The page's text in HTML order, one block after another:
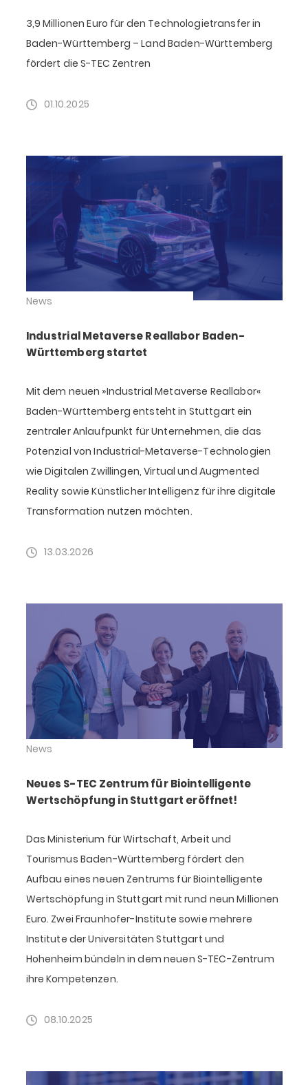
3,9 Millionen Euro für den Technologietransfer in
Baden-Württemberg – Land Baden-Württemberg
fördert die S-TEC Zentren
01.10.2025
News
Industrial Metaverse Reallabor Baden-
Württemberg startet
Mit dem neuen »Industrial Metaverse Reallabor«
Baden-Württemberg entsteht in Stuttgart ein
zentraler Anlaufpunkt für Unternehmen, die das
Potenzial von Industrial-Metaverse-Technologien
wie Digitalen Zwillingen, Virtual und Augmented
Reality sowie Künstlicher Intelligenz für ihre digitale
Transformation nutzen möchten.
13.03.2026
News
Neues S-TEC Zentrum für Biointelligente
Wertschöpfung in Stuttgart eröffnet!
Das Ministerium für Wirtschaft, Arbeit und
Tourismus Baden-Württemberg fördert den
Aufbau eines neuen Zentrums für Biointelligente
Wertschöpfung in Stuttgart mit rund neun Millionen
Euro. Zwei Fraunhofer-Institute sowie mehrere
Institute der Universitäten Stuttgart und
Hohenheim bündeln in dem neuen S-TEC-Zentrum
ihre Kompetenzen.
08.10.2025